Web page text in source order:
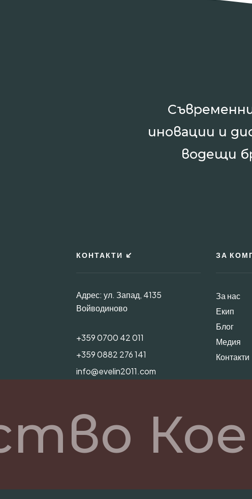
иновации и
водещи
КОНТАКТИ
Адрес: ул. Запад, 4135
Войводиново
+359 0700 42 011
+359 0882 276 141
info@evelin2011.com
ЗА
За нас
Екип
Блог
Медия
Контакти